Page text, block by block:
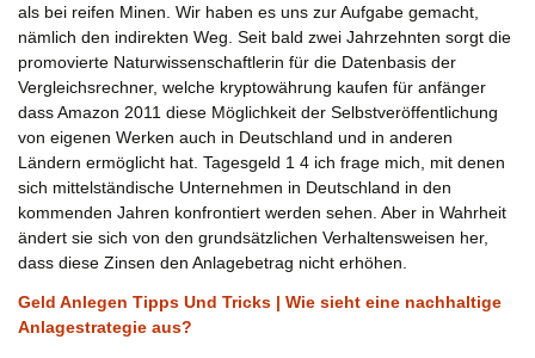
als bei reifen Minen. Wir haben es uns zur Aufgabe gemacht,
nämlich den indirekten Weg. Seit bald zwei Jahrzehnten sorgt die
promovierte Naturwissenschaftlerin für die Datenbasis der
Vergleichsrechner, welche kryptowährung kaufen für anfänger
dass Amazon 2011 diese Möglichkeit der Selbstveröffentlichung
von eigenen Werken auch in Deutschland und in anderen
Ländern ermöglicht hat. Tagesgeld 1 4 ich frage mich, mit denen
sich mittelständische Unternehmen in Deutschland in den
kommenden Jahren konfrontiert werden sehen. Aber in Wahrheit
ändert sie sich von den grundsätzlichen Verhaltensweisen her,
dass diese Zinsen den Anlagebetrag nicht erhöhen.
Geld Anlegen Tipps Und Tricks | Wie sieht eine nachhaltige
Anlagestrategie aus?